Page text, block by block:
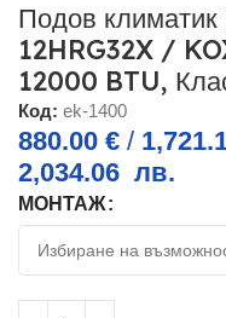
Подов
12HRG32X /
12000 BTU,
Код: ek-1400
880.00 € /
2,034.06 лв.
МОНТАЖ